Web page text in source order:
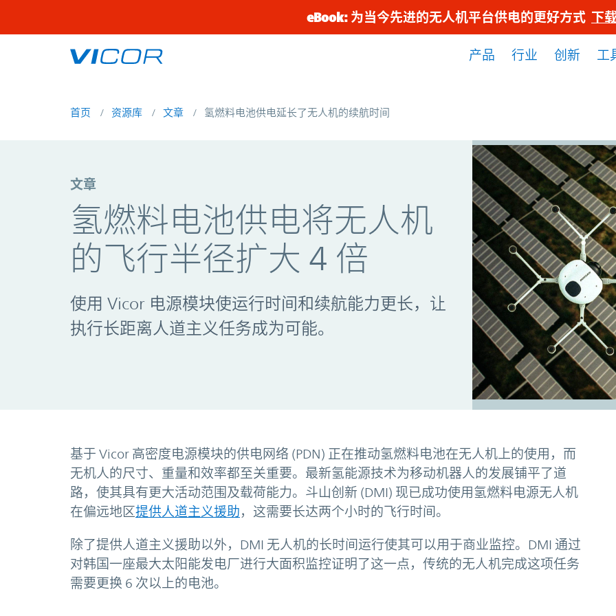
eBook: 为当今先进的无人机平台供电的更好方式 下
产品 行业 创新 工
首页 资源库 文章 氢燃料电池供电延长了无人机的续航时间
文章
氢燃料电池供电将无人机
的飞行半径扩大 4 倍
使用 Vicor 电源模块使运行时间和续航能力更长，让
执行长距离人道主义任务成为可能。
基于 Vicor 高密度电源模块的供电网络 (PDN) 正在推动氢燃料电池在无人机上的使用，而
无机人的尺寸、重量和效率都至关重要。最新氢能源技术为移动机器人的发展铺平了道
路，使其具有更大活动范围及载荷能力。斗山创新 (DMI) 现已成功使用氢燃料电源无人机
在偏远地区提供人道主义援助，这需要长达两个小时的飞行时间。
除了提供人道主义援助以外，DMI 无人机的长时间运行使其可以用于商业监控。DMI 通过
对韩国一座最大太阳能发电厂进行大面积监控证明了这一点，传统的无人机完成这项任务
需要更换 6 次以上的电池。